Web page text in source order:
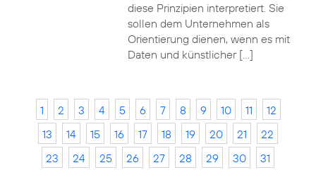
diese Prinzipien interpretiert. Sie
sollen dem Unternehmen als
Orientierung dienen, wenn es mit
Daten und künstlicher […]
1 2 3 4 5 6 7 8 9 10 11
12
13
14 15 16 17 18 19 20 21
22
23
24 25 26 27 28 29 30
31